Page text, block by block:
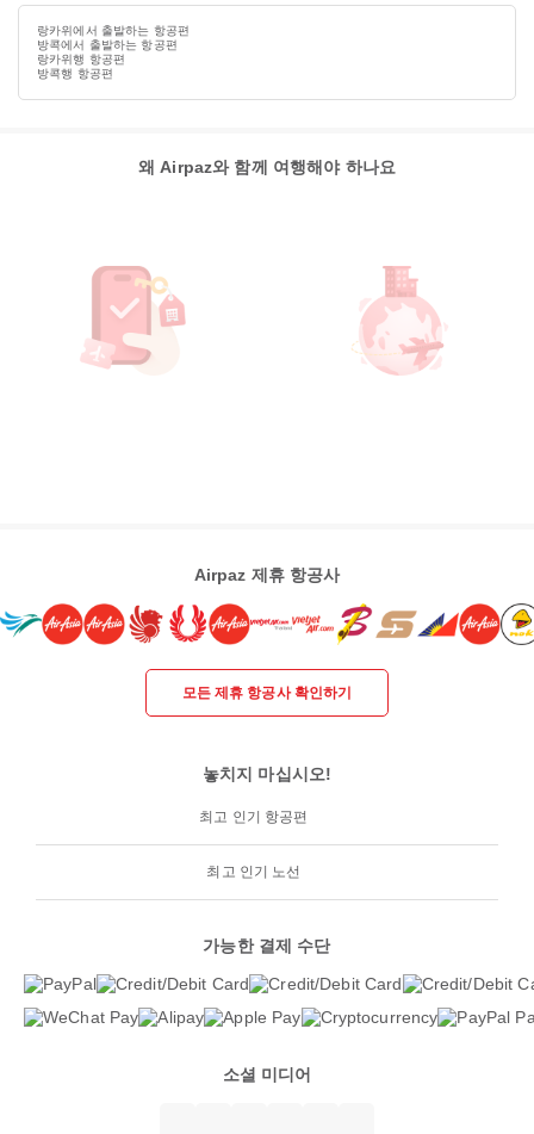
랑카위에서 출발하는 항공편
방콕에서 출발하는 항공편
랑카위행 항공편
방콕행 항공편
왜 Airpaz와 함께 여행해야 하나요
Airpaz 제휴 항공사
모든 제휴 항공사 확인하기
놓치지 마십시오!
최고 인기 항공편
최고 인기 노선
가능한 결제 수단
소셜 미디어